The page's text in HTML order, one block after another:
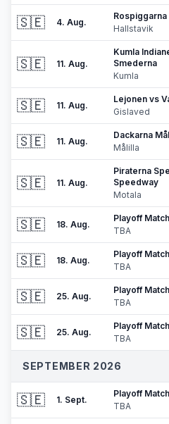
🇸🇪 4. Aug.
Hallstavik
🇸🇪 11. Aug.
Kumla
Smederna
Kumla
🇸🇪 11. Aug.
Lejonen vs
Gislaved
🇸🇪 11. Aug.
Dackarna
Målilla
🇸🇪 11. Aug.
Piraterna
Speedway
Motala
🇸🇪 18. Aug.
Playoff
TBA
🇸🇪 18. Aug.
Playoff
TBA
🇸🇪 25. Aug.
Playoff
TBA
🇸🇪 25. Aug.
Playoff
TBA
SEPTEMBER 2026
🇸🇪 1. Sept.
Playoff
TBA